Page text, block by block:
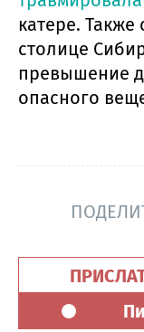
катере. Также
столице
превышение
опасного